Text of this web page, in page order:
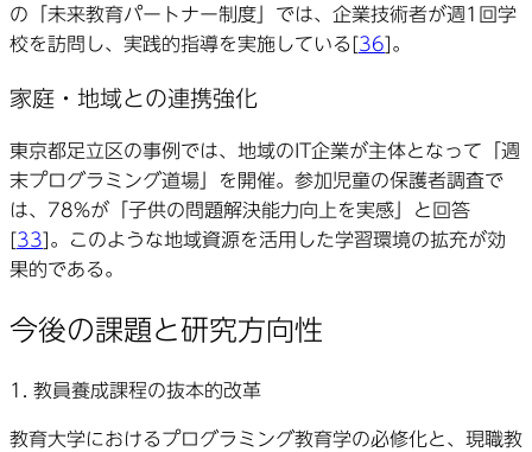
の「未来教育パートナー制度」では、企業技術者が週1回学
校を訪問し、実践的指導を実施している[36]。
家庭・地域との連携強化
東京都足立区の事例では、地域のIT企業が主体となって「週
末プログラミング道場」を開催。参加児童の保護者調査で
は、78%が「子供の問題解決能力向上を実感」と回答
[33]。このような地域資源を活用した学習環境の拡充が効
果的である。
今後の課題と研究方向性
1. 教員養成課程の抜本的改革
教育大学におけるプログラミング教育学の必修化と、現職教